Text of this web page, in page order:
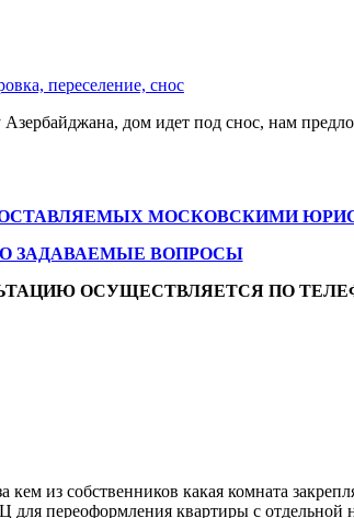
переселение, снос
дом идет под снос, нам
МОСКОВСКИМИ
ЗАДАВАЕМЫЕ ВОПРОСЫ
ОСУЩЕСТВЛЯЕТСЯ ПО
из собственников какая комната
переоформления квартиры с отдельной